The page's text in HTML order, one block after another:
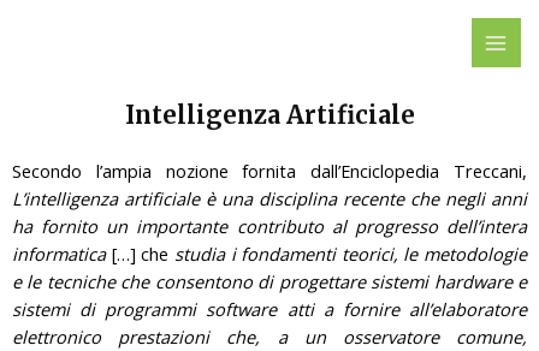
Intelligenza Artificiale
Secondo l’ampia nozione fornita dall’Enciclopedia Treccani,
L’intelligenza artificiale è una disciplina recente che negli anni
ha fornito un importante contributo al progresso dell’intera
informatica[…] che studia i fondamenti teorici, le metodologie
e le tecniche che consentono di progettare sistemi hardware e
sistemi di programmi software atti a fornire all’elaboratore
elettronico prestazioni che, a un osservatore comune,